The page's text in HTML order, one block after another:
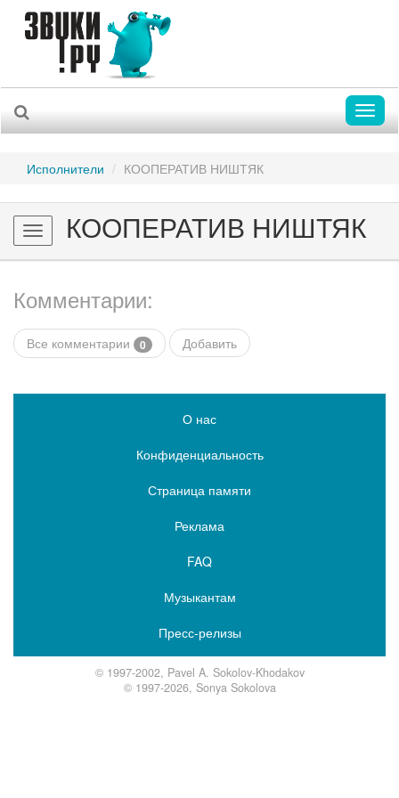
Исполнители КООПЕРАТИВ НИШТЯК
Toggle
navigation
КООПЕРАТИВ НИШТЯК
Комментарии:
Все комментарии 0 Добавить
О нас
Конфиденциальность
Страница памяти
Реклама
FAQ
Музыкантам
Пресс-релизы
© 1997-2002, Pavel A. Sokolov-Khodakov
© 1997-2026, Sonya Sokolova